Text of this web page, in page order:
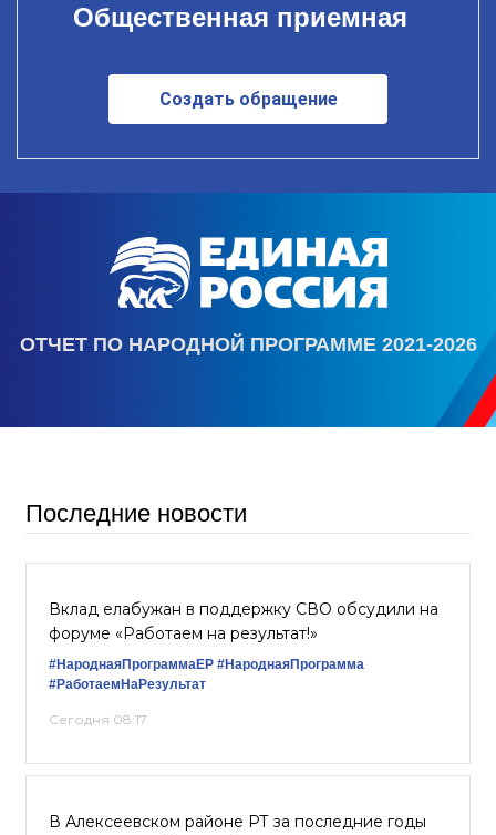
Общественная приемная
Создать обращение
ОТЧЕТ ПО НАРОДНОЙ ПРОГРАММЕ 2021-2026
Последние новости
Вклад елабужан в поддержку СВО обсудили на
форуме «Работаем на результат!»
#НароднаяПрограммаЕР #НароднаяПрограмма
#РаботаемНаРезультат
Сегодня 08:17
В Алексеевском районе РТ за последние годы